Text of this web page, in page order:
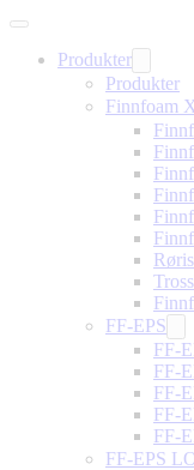
Produkter
Produkter
Finnfoam
FF-EPS
FF-
FF-
FF-
FF-
FF-
FF-EPS